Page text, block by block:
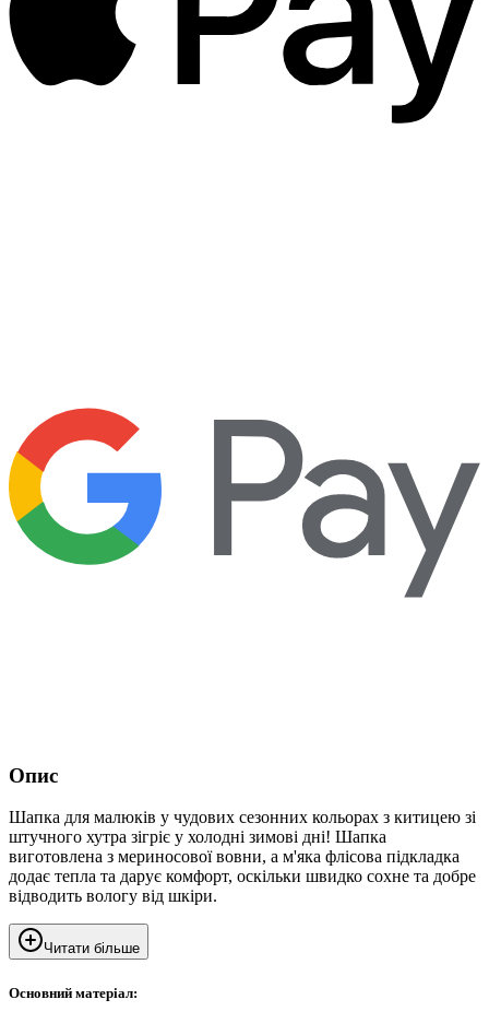
Опис
Шапка для малюків у чудових сезонних кольорах з китицею зі
штучного хутра зігріє у холодні зимові дні! Шапка
виготовлена з мериносової вовни, а м'яка флісова підкладка
додає тепла та дарує комфорт, оскільки швидко сохне та добре
відводить вологу від шкіри.
Читати більше
Основний матеріал: